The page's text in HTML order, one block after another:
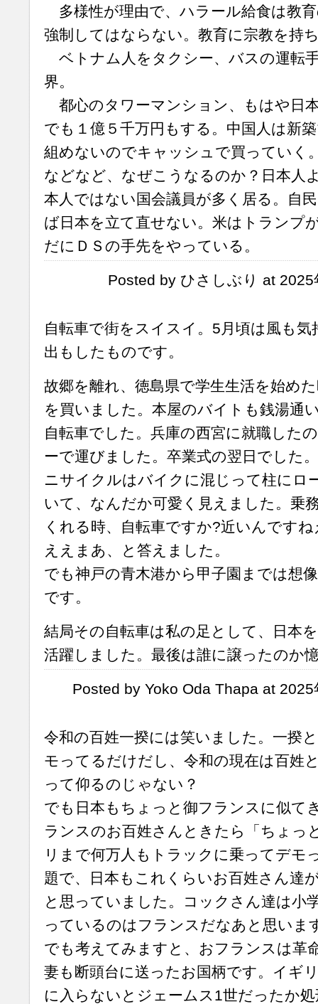
多様性が理由で、ハラール給食は教
強制してはならない。教育に宗教を持
ベトナム人をタクシー、バスの運転
界。
都心のタワーマンション、もはや日
でも１億５千万円もする。中国人は新
組めないのでキャッシュで買っていく
などなど、なぜこうなるのか？日本人
本人ではない国会議員が多く居る。自
ば日本を立て直せない。米はトランプ
だにＤＳの手先をやっている。
Posted by ひさしぶり at
自転車で街をスイスイ。5月頃は風も気
出もしたものです。
故郷を離れ、徳島県で学生生活を始め
を買いました。本屋のバイトも銭湯通
自転車でした。兵庫の西宮に就職した
ーで運びました。卒業式の翌日でした
ニサイクルはバイクに混じって柱にロ
いて、なんだか可愛く見えました。乗
くれる時、自転車ですか?近いんです
ええまあ、と答えました。
でも神戸の青木港から甲子園までは想
です。
結局その自転車は私の足として、日本
活躍しました。最後は誰に譲ったのか
Posted by Yoko Oda Thapa at
令和の百姓一揆には笑いました。一揆
モってるだけだし、令和の現在は百姓
って仰るのじゃない？
でも日本もちょっと御フランスに似て
ランスのお百姓さんときたら「ちょっ
リまで何万人もトラックに乗ってデモ
題で、日本もこれくらいお百姓さん達
と思っていました。コックさん達は小
っているのはフランスだなあと思いま
でも考えてみますと、おフランスは革
妻も断頭台に送ったお国柄です。イギ
に入らないとジェームス1世だったか